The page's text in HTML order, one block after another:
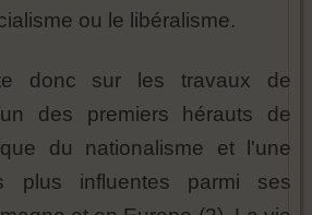
ou le libéralisme.
donc sur les travaux de
des premiers hérauts de
du nationalisme et l'une
plus influentes parmi ses